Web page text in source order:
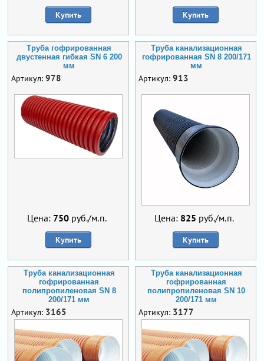
Купить Купить
Труба гофрированная
двустенная гибкая SN 6 200
мм
Артикул: 978
Цена: 750 руб./м.п.
Купить
Труба канализационная
гофрированная SN 8 200/171
мм
Артикул: 913
Цена: 825 руб./м.п.
Купить
Труба канализационная
гофрированная
полипропиленовая SN 8
200/171 мм
Артикул: 3165
Труба канализационная
гофрированная
полипропиленовая SN 10
200/171 мм
Артикул: 3177